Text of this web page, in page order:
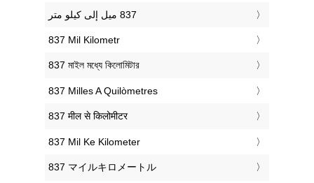
‎837 Mil Kilometr
‎837 মাইল মধ্যে কিলোমিটার
‎837 Milles A Quilòmetres
‎837 मील से किलोमीटर
‎837 Mil Ke Kilometer
‎837 マイルキロメートル